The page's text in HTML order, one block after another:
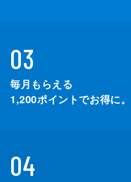
03
毎月もらえる
1,200ポイントでお得に。
04